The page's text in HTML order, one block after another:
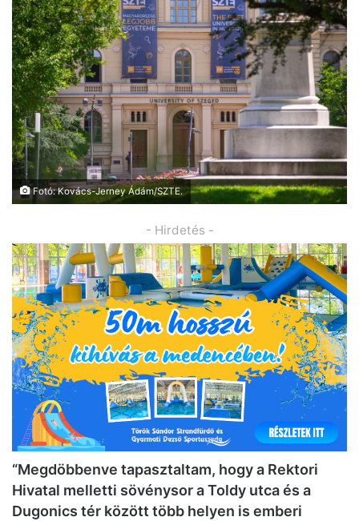
Fotó: Kovács-Jerney Ádám/SZTE.
- Hirdetés -
“Megdöbbenve tapasztaltam, hogy a Rektori
Hivatal melletti sövénysor a Toldy utca és a
Dugonics tér között több helyen is emberi